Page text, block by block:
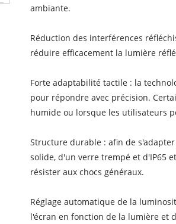
ambiante.
Réduction des interférences
réduire efficacement la lumière
Forte adaptabilité tactile : la
pour répondre avec précision.
humide ou lorsque les utilisateurs
Structure durable : afin de
solide, d'un verre trempé et d'IP65
résister aux chocs généraux.
Réglage automatique de la
l'écran en fonction de la lumière et